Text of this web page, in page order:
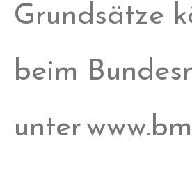
Grundsätze
beim
unter